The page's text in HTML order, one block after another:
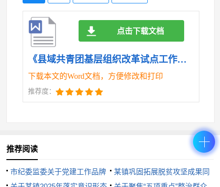
作，健全青年人才团工委队伍。定期举办“青年学堂”
“政银企面对面”，扩大活动品牌吸引力。围绕招商引
资、乡村振兴成立x支区青企协专业小分队，聚力“双
(五)聚焦团的运行扁平化，推动工作管理格局由
“低”变“高”。突出党建引领，落实从严治团要求，着力
书记分管共青团工作要求，将党建带团建、队建纳入
《xx区教育督导工作要点》，将团（队）建纳入党建
工作部署和年度考核。二是改进管理机制。制定《xx
《县域共青团基层组织改革试点工作汇报.doc》
下载本文的Word文档，方便修改和打印
推荐度：
点击下载文档
推荐阅读
市纪委监委关于党建工作品牌
某镇巩固拓展脱贫攻坚成果同